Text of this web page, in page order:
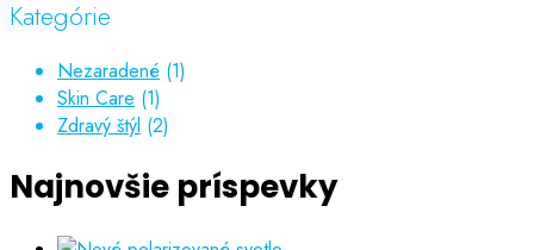
Kategórie
Nezaradené (1)
Skin Care (1)
Zdravý štýl (2)
Najnovšie príspevky